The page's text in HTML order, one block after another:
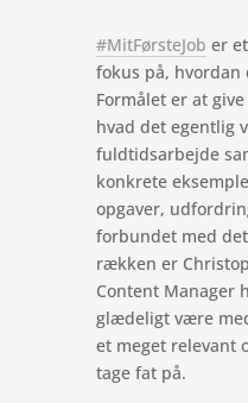
#MitFørsteJob er
fokus på,
Formålet er at
hvad det egentlig
fuldtidsarbejde
konkrete
opgaver,
forbundet med
rækken er
Content Manager
glædeligt være
et meget relevant
tage fat på.